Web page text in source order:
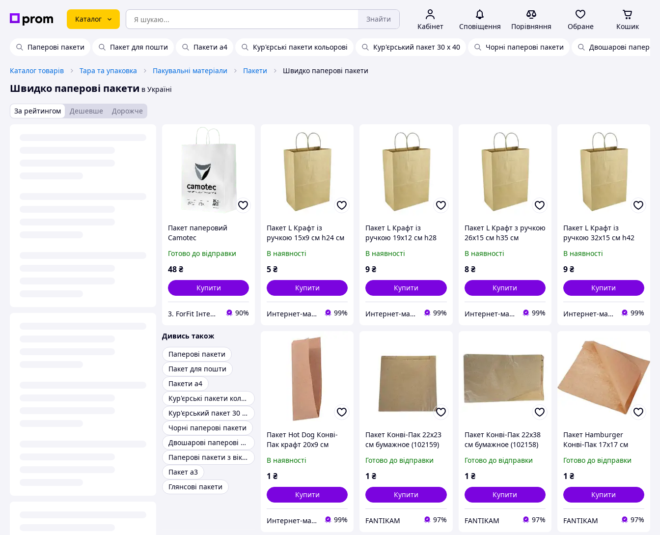
Каталог Знайти
Кабінет Сповіщення Порівняння Обране Кошик
Паперові пакети Пакет для пошти Пакети а4 Кур'єрські пакети кольорові Кур'єрський пакет 30 х 40 Чорні паперові пакети Двошарові
Каталог товарів Тара та упаковка Пакувальні матеріали Пакети Швидко паперові пакети
Швидко паперові пакети в Україні
За рейтингом Дешевше Дорожче
Пакет паперовий
Camotec
Готово до відправки
48₴
Купити
3. ForFit Інтернет-магазин спортивних товарів 90%
Пакет L Крафт із
ручкою 15х9 см h24 см
зі швидкою доставкою
по Україні
В наявності
5₴
Купити
Интернет-магазин "TUDO" 99%
Пакет L Крафт із
ручкою 19х12 см h28
(197602/25) зі швидкою
доставкою по Україні
В наявності
9₴
Купити
Интернет-магазин "TUDO" 99%
Пакет L Крафт з ручкою
26х15 см h35 см
зі швидкою доставкою
по Україні
В наявності
8 ₴
Купити
Интернет-магазин "TUDO" 99%
Пакет L Крафт із
ручкою 32х15 см h42
(197605/25) зі швидкою
доставкою по Україні
В наявності
9₴
Купити
Интернет-магазин "TUDO" 99%
Дивись також
Паперові пакети
Пакет для пошти
Пакети а4
Кур'єрські пакети кольорові
Кур'єрський пакет 30 х 40
Чорні паперові пакети
Двошарові паперові пакети
Паперові пакети з вікном
Пакет а3
Глянсові пакети
Пакет Hot Dog Конві-
Пак крафт 20х9 см
швидкою доставкою по
Україні
В наявності
1 ₴
Купити
Интернет-магазин "TUDO" 99%
Пакет Конві-Пак 22х23
см бумажное (102159)
Готово до відправки
1 ₴
Купити
FANTIKAM 97%
Пакет Конві-Пак 22х38
см бумажное (102158)
Готово до відправки
1 ₴
Купити
FANTIKAM 97%
Пакет Hamburger
Конві-Пак 17х17 см
шт)
Готово до відправки
1 ₴
Купити
FANTIKAM 97%